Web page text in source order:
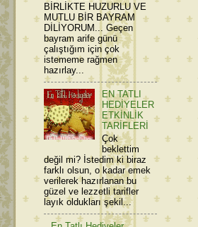
BİRLİKTE HUZURLU VE
MUTLU BİR BAYRAM
DİLİYORUM... Geçen
bayram arife günü
çalıştığım için çok
istememe rağmen
hazırlay...
EN TATLI
HEDİYELER
ETKİNLİK
TARİFLERİ
Çok
beklettim
değil mi? İstedim ki biraz
farklı olsun, o kadar emek
verilerek hazırlanan bu
güzel ve lezzetli tarifler
layık oldukları şekil...